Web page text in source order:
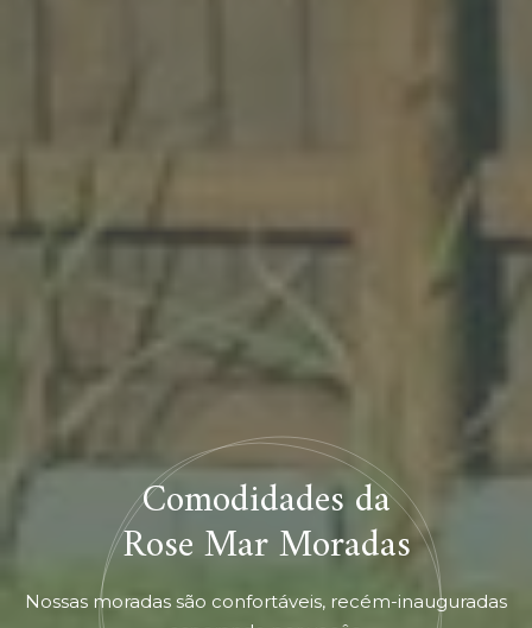
Comodidades da
Rose Mar Moradas
Nossas moradas são confortáveis, recém-inauguradas